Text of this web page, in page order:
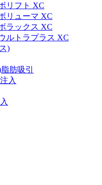
リフト XC
リューマ XC
ラックス XC
ルトラプラス XC
)
肪吸引
入